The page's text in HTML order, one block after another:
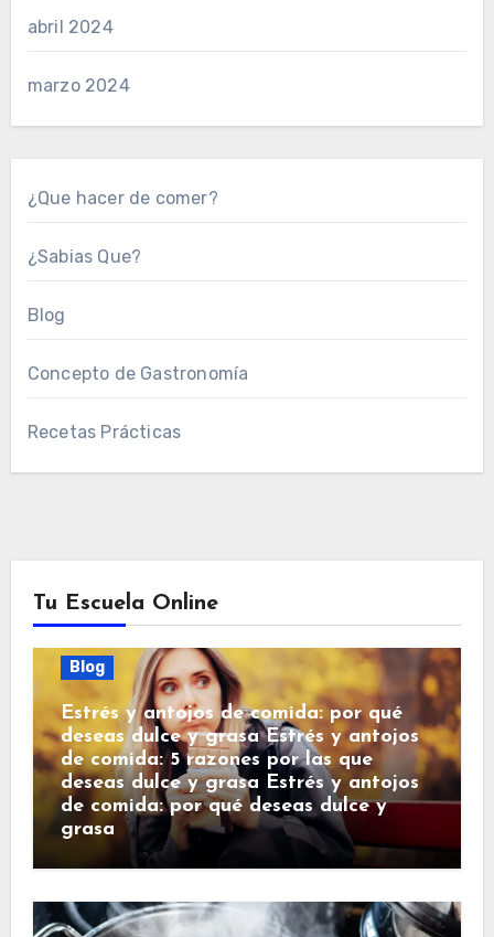
abril 2024
marzo 2024
¿Que hacer de comer?
¿Sabias Que?
Blog
Concepto de Gastronomía
Recetas Prácticas
Tu Escuela Online
Blog
Estrés y antojos de comida: por qué
deseas dulce y grasa Estrés y antojos
de comida: 5 razones por las que
deseas dulce y grasa Estrés y antojos
de comida: por qué deseas dulce y
grasa